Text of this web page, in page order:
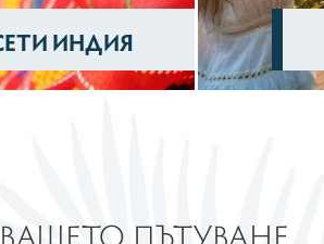
ИНДИЯ
ВАШЕТО ПЪТУВАНЕ